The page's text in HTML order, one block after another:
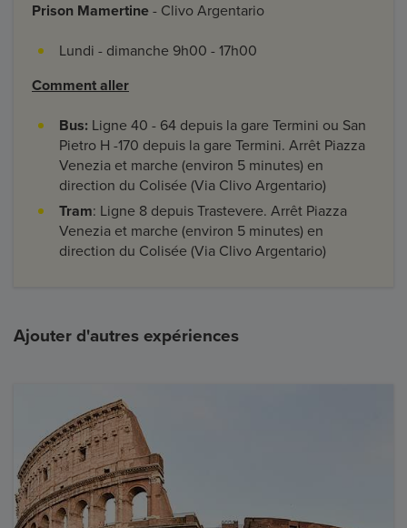
Prison Mamertine - Clivo Argentario
Lundi - dimanche 9h00 - 17h00
Comment aller
Bus: Ligne 40 - 64 depuis la gare Termini ou San
Pietro H -170 depuis la gare Termini. Arrêt Piazza
Venezia et marche (environ 5 minutes) en
direction du Colisée (Via Clivo Argentario)
Tram: Ligne 8 depuis Trastevere. Arrêt Piazza
Venezia et marche (environ 5 minutes) en
direction du Colisée (Via Clivo Argentario)
Ajouter d'autres expériences